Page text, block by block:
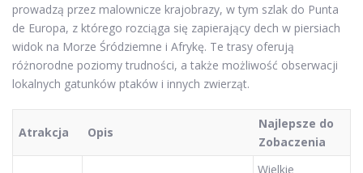
prowadzą przez malownicze krajobrazy, w tym szlak do Punta
de Europa, z którego rozciąga się zapierający dech w piersiach
widok na Morze Śródziemne i Afrykę. Te trasy oferują
różnorodne poziomy trudności, a także możliwość obserwacji
lokalnych gatunków ptaków i innych zwierząt.
Atrakcja Opis
Najlepsze do
Zobaczenia
Wielkie